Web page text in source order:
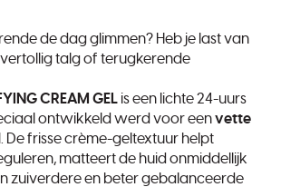
de dag glimmen? Heb je last van
talg of terugkerende
CREAM GEL is een lichte 24-uurs
ontwikkeld werd voor eenvette
. De frisse crème-geltextuur helpt
matteert de huid onmiddellijk
zuiverdere en beter gebalanceerde